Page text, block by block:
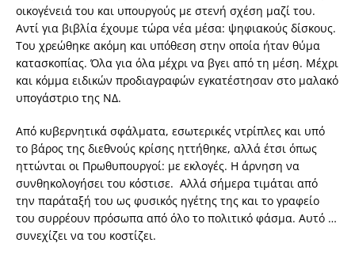
οικογένειά του και υπουργούς με στενή σχέση μαζί του.
Αντί για βιβλία έχουμε τώρα νέα μέσα: ψηφιακούς δίσκους.
Του χρεώθηκε ακόμη και υπόθεση στην οποία ήταν θύμα
κατασκοπίας. Όλα για όλα μέχρι να βγει από τη μέση. Μέχρι
και κόμμα ειδικών προδιαγραφών εγκατέστησαν στο μαλακό
υπογάστριο της ΝΔ.
Από κυβερνητικά σφάλματα, εσωτερικές ντρίπλες και υπό
το βάρος της διεθνούς κρίσης ηττήθηκε, αλλά έτσι όπως
ηττώνται οι Πρωθυπουργοί: με εκλογές. Η άρνηση να
συνθηκολογήσει του κόστισε. Αλλά σήμερα τιμάται από
την παράταξή του ως φυσικός ηγέτης της και το γραφείο
του συρρέουν πρόσωπα από όλο το πολιτικό φάσμα. Αυτό …
συνεχίζει να του κοστίζει.